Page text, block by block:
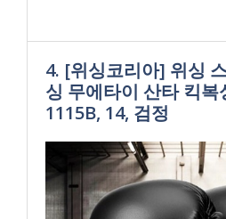
4. [위싱코리아] 위싱
싱 무에타이 산타 킥
1115B, 14, 검정